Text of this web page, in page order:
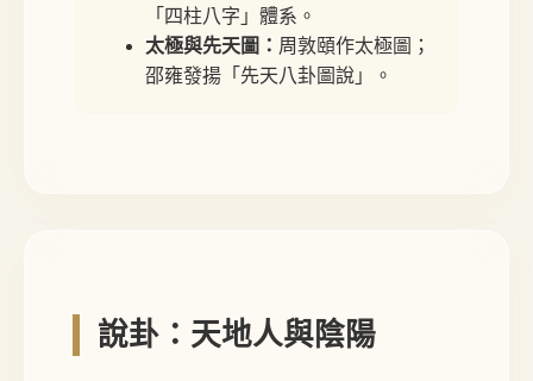
「四柱八字」體系。
太極與先天圖： 周敦頤作太極圖；
邵雍發揚「先天八卦圖說」。
說卦：天地人與陰陽